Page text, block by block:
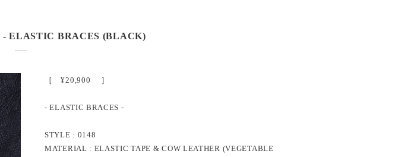
- ELASTIC BRACES (BLACK)
［ ¥20,900 ］
- ELASTIC BRACES -
STYLE : 0148
MATERIAL : ELASTIC TAPE & COW LEATHER (VEGETABLE